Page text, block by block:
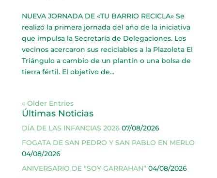
NUEVA JORNADA DE «TU BARRIO RECICLA» Se
realizó la primera jornada del año de la iniciativa
que impulsa la Secretaría de Delegaciones. Los
vecinos acercaron sus reciclables a la Plazoleta El
Triángulo a cambio de un plantín o una bolsa de
tierra fértil. El objetivo de...
« Older Entries
Últimas Noticias
DÍA DE LAS INFANCIAS 2026 07/08/2026
FOGATA DE SAN PEDRO Y SAN PABLO EN MERLO
04/08/2026
ANIVERSARIO DE “SOY GARRAHAN” 04/08/2026